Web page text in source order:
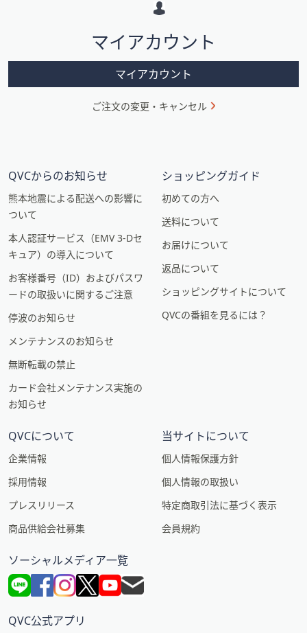
ン
マイアカウント
マイアカウント
ご注文の変更・キャンセル
QVCからのお知らせ
熊本地震による配送への影響に
ついて
本人認証サービス（EMV 3-Dセ
キュア）の導入について
お客様番号（ID）およびパスワ
ードの取扱いに関するご注意
停波のお知らせ
メンテナンスのお知らせ
無断転載の禁止
カード会社メンテナンス実施の
お知らせ
ショッピングガイド
初めての方へ
送料について
お届けについて
返品について
ショッピングサイトについて
QVCの番組を見るには？
QVCについて
企業情報
採用情報
プレスリリース
商品供給会社募集
当サイトについて
個人情報保護方針
個人情報の取扱い
特定商取引法に基づく表示
会員規約
ソーシャルメディア一覧
QVC公式アプリ